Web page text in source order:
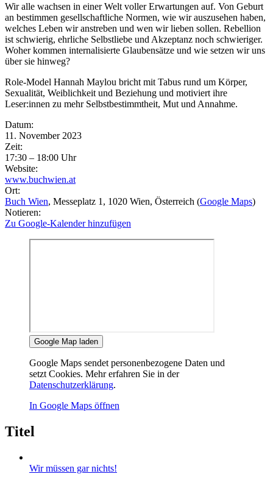
Wir alle wachsen in einer Welt voller Erwartungen auf. Von Geburt
an bestimmen gesellschaftliche Normen, wie wir auszusehen haben,
welches Leben wir anstreben und wen wir lieben sollen. Rebellion
ist schwierig, ehrliche Selbstliebe und Akzeptanz noch schwieriger.
Woher kommen internalisierte Glaubensätze und wie setzen wir uns
über sie hinweg?
Role-Model Hannah Maylou bricht mit Tabus rund um Körper,
Sexualität, Weiblichkeit und Beziehung und motiviert ihre
Leser:innen zu mehr Selbstbestimmtheit, Mut und Annahme.
Eventdetails
Datum:
11. November 2023
Zeit:
17:30 – 18:00 Uhr
Website:
www.buchwien.at
Ort:
Buch Wien, Messeplatz 1 , 1020 Wien, Österreich (Google Maps)
Notieren:
Zu Google-Kalender hinzufügen
Google Map laden
Google Maps sendet personenbezogene Daten und
setzt Cookies. Mehr erfahren Sie in der
Datenschutzerklärung.
In Google Maps öffnen
Titel
Wir müssen gar nichts!